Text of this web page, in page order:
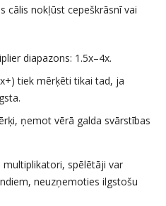
cālis nokļūst cepeškrāsnī vai
diapazons: 1.5x–4x.
tiek mērķēti tikai tad, ja
ņemot vērā galda svārstības
spēlētāji var
neuzņemoties ilgstošu